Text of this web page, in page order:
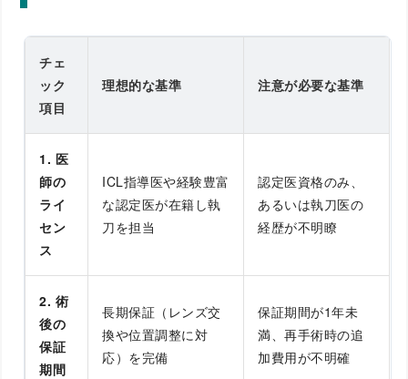
チェ
ック
項目
理想的な基準 注意が必要な基準
1. 医
師の
ライ
セン
ス
ICL指導医や経験豊富
な認定医が在籍し執
刀を担当
認定医資格のみ、
あるいは執刀医の
経歴が不明瞭
2. 術
後の
保証
期間
長期保証（レンズ交
換や位置調整に対
応）を完備
保証期間が1年未
満、再手術時の追
加費用が不明確